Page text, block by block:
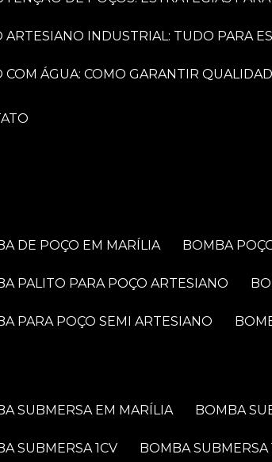
ARTESIANO INDUSTRIAL: TUDO PARA
COM ÁGUA: COMO GARANTIR
DE POÇO EM MARÍLIA BOMBA
PALITO PARA POÇO ARTESIANO
PARA POÇO SEMI ARTESIANO
SUBMERSA EM MARÍLIA BOMBA
SUBMERSA 1CV BOMBA SUBMERSA